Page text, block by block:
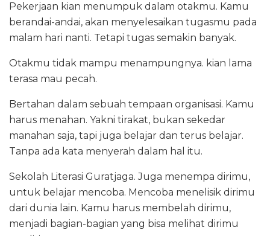
Pekerjaan kian menumpuk dalam otakmu. Kamu
berandai-andai, akan menyelesaikan tugasmu pada
malam hari nanti. Tetapi tugas semakin banyak.
Otakmu tidak mampu menampungnya. kian lama
terasa mau pecah.
Bertahan dalam sebuah tempaan organisasi. Kamu
harus menahan. Yakni tirakat, bukan sekedar
manahan saja, tapi juga belajar dan terus belajar.
Tanpa ada kata menyerah dalam hal itu.
Sekolah Literasi Guratjaga. Juga menempa dirimu,
untuk belajar mencoba. Mencoba menelisik dirimu
dari dunia lain. Kamu harus membelah dirimu,
menjadi bagian-bagian yang bisa melihat dirimu